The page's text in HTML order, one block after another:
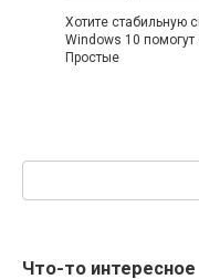
Хотите стабильную
Windows 10
Простые
Что-то интересное